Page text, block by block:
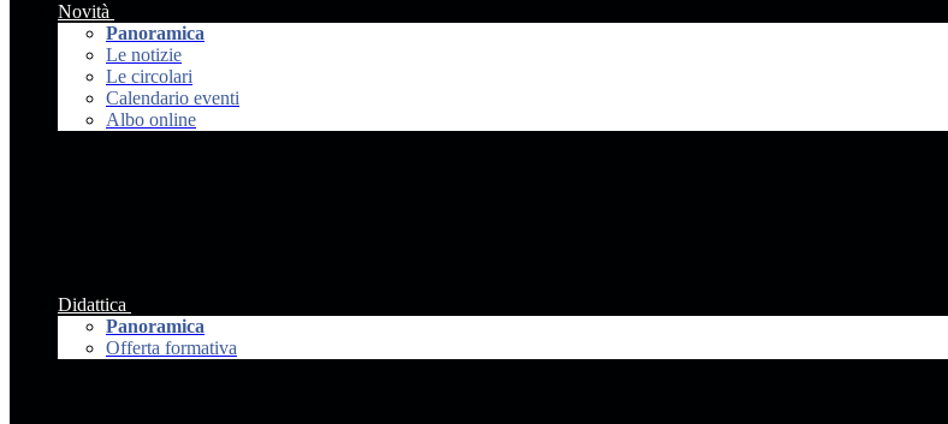
Novità
Panoramica
Le notizie
Le circolari
Calendario eventi
Albo online
Didattica
Panoramica
Offerta formativa